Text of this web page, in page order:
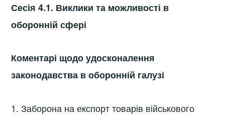
Сесія 4.1. Виклики та можливості в
оборонній сфері
Коментарі щодо удосконалення
законодавства в оборонній галузі
1. Заборона на експорт товарів військового